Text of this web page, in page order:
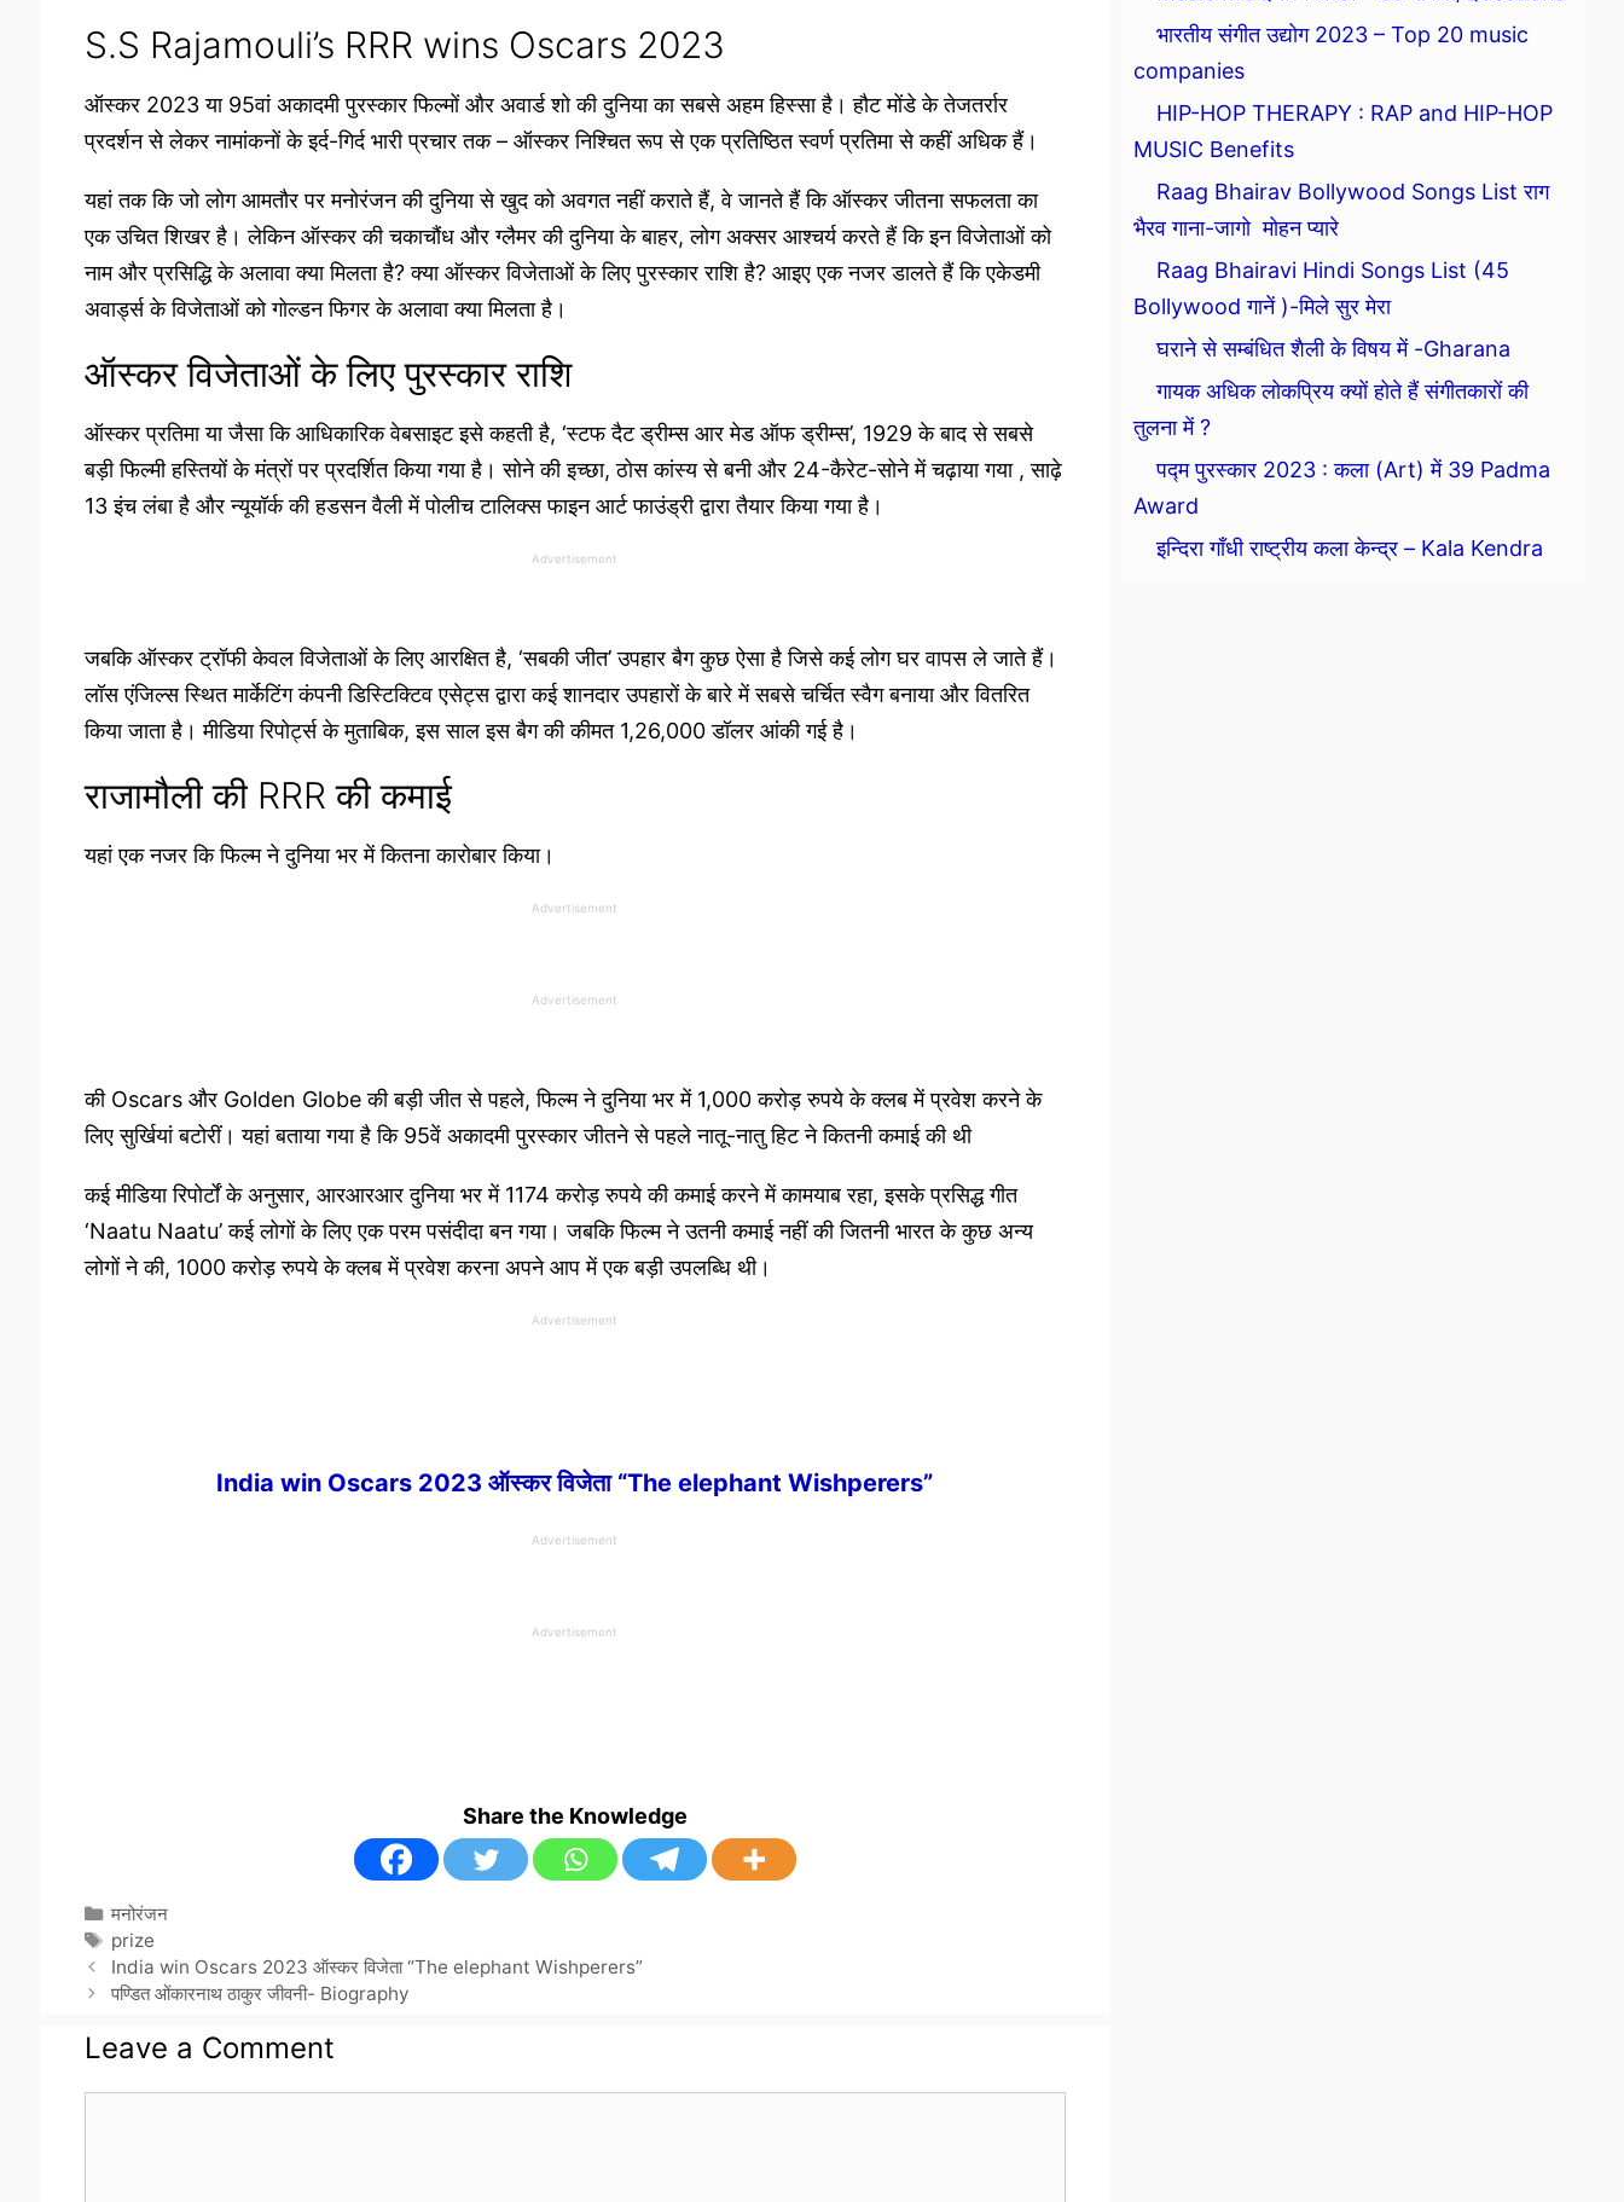
S.S Rajamouli’s RRR wins Oscars 2023
ऑस्कर 2023 या 95वां अकादमी पुरस्कार फिल्मों और अवार्ड शो की दुनिया का सबसे अहम हिस्सा है। हौट मोंडे के तेजतर्रार
प्रदर्शन से लेकर नामांकनों के इर्द-गिर्द भारी प्रचार तक – ऑस्कर निश्चित रूप से एक प्रतिष्ठित स्वर्ण प्रतिमा से कहीं अधिक हैं।
यहां तक कि जो लोग आमतौर पर मनोरंजन की दुनिया से खुद को अवगत नहीं कराते हैं, वे जानते हैं कि ऑस्कर जीतना सफलता का
एक उचित शिखर है। लेकिन ऑस्कर की चकाचौंध और ग्लैमर की दुनिया के बाहर, लोग अक्सर आश्चर्य करते हैं कि इन विजेताओं को
नाम और प्रसिद्धि के अलावा क्या मिलता है? क्या ऑस्कर विजेताओं के लिए पुरस्कार राशि है? आइए एक नजर डालते हैं कि एकेडमी
अवार्ड्स के विजेताओं को गोल्डन फिगर के अलावा क्या मिलता है।
ऑस्कर विजेताओं के लिए पुरस्कार राशि
ऑस्कर प्रतिमा या जैसा कि आधिकारिक वेबसाइट इसे कहती है, ‘स्टफ दैट ड्रीम्स आर मेड ऑफ ड्रीम्स’, 1929 के बाद से सबसे
बड़ी फिल्मी हस्तियों के मंत्रों पर प्रदर्शित किया गया है। सोने की इच्छा, ठोस कांस्य से बनी और 24-कैरेट-सोने में चढ़ाया गया , साढ़े
13 इंच लंबा है और न्यूयॉर्क की हडसन वैली में पोलीच टालिक्स फाइन आर्ट फाउंड्री द्वारा तैयार किया गया है।
Advertisement
जबकि ऑस्कर ट्रॉफी केवल विजेताओं के लिए आरक्षित है, ‘सबकी जीत’ उपहार बैग कुछ ऐसा है जिसे कई लोग घर वापस ले जाते हैं।
लॉस एंजिल्स स्थित मार्केटिंग कंपनी डिस्टिक्टिव एसेट्स द्वारा कई शानदार उपहारों के बारे में सबसे चर्चित स्वैग बनाया और वितरित
किया जाता है। मीडिया रिपोर्ट्स के मुताबिक, इस साल इस बैग की कीमत 1,26,000 डॉलर आंकी गई है।
राजामौली की RRR की कमाई
यहां एक नजर कि फिल्म ने दुनिया भर में कितना कारोबार किया।
Advertisement
Advertisement
की Oscars और Golden Globe की बड़ी जीत से पहले, फिल्म ने दुनिया भर में 1,000 करोड़ रुपये के क्लब में प्रवेश करने के
लिए सुर्खियां बटोरीं। यहां बताया गया है कि 95वें अकादमी पुरस्कार जीतने से पहले नातू-नातु हिट ने कितनी कमाई की थी
कई मीडिया रिपोर्टों के अनुसार, आरआरआर दुनिया भर में 1174 करोड़ रुपये की कमाई करने में कामयाब रहा, इसके प्रसिद्ध गीत
‘Naatu Naatu’ कई लोगों के लिए एक परम पसंदीदा बन गया। जबकि फिल्म ने उतनी कमाई नहीं की जितनी भारत के कुछ अन्य
लोगों ने की, 1000 करोड़ रुपये के क्लब में प्रवेश करना अपने आप में एक बड़ी उपलब्धि थी।
Advertisement
India win Oscars 2023 ऑस्कर विजेता “The elephant Wishperers”
Advertisement
Advertisement
Share the Knowledge
Categories
मनोरंजन
Tags
prize
India win Oscars 2023 ऑस्कर विजेता “The elephant Wishperers”
पण्डित ओंकारनाथ ठाकुर जीवनी- Biography
Leave a Comment
भारतीय संगीत उद्योग 2023 – Top 20 music
companies
HIP-HOP THERAPY : RAP and HIP-HOP
MUSIC Benefits
Raag Bhairav Bollywood Songs List राग
भैरव गाना-जागो मोहन प्यारे
Raag Bhairavi Hindi Songs List (45
Bollywood गानें )-मिले सुर मेरा
घराने से सम्बंधित शैली के विषय में -Gharana
गायक अधिक लोकप्रिय क्यों होते हैं संगीतकारों की
तुलना में ?
पद्म पुरस्कार 2023 : कला (Art) में 39 Padma
Award
इन्दिरा गाँधी राष्ट्रीय कला केन्द्र – Kala Kendra